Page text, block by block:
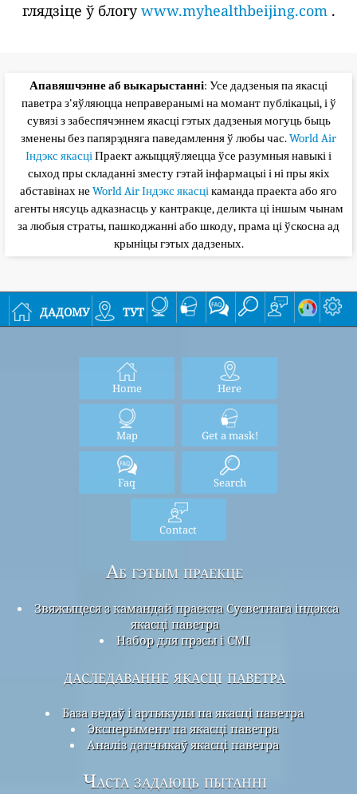
глядзіце ў блогуwww.myhealthbeijing.com.
Апавяшчэнне аб выкарыстанні: Усе дадзеныя па якасці
паветра з'яўляюцца неправеранымі на момант публікацыі, і ў
сувязі з забеспячэннем якасці гэтых дадзеныя могуць быць
зменены без папярэдняга паведамлення ў любы час.World Air
Індэкс якасціПраект ажыццяўляецца ўсе разумныя навыкі і
сыход пры складанні зместу гэтай інфармацыі і ні пры якіх
абставінах не World Air Індэкс якасцікаманда праекта або яго
агенты нясуць адказнасць у кантракце, деликта ці іншым чынам
за любыя страты, пашкоджанні або шкоду, прама ці ўскосна ад
крыніцы гэтых дадзеных.
дадому тут
Home Here
Map Get a mask!
Faq Search
Contact
Аб гэтым праекце
Звяжыцеся з камандай праекта Сусветнага індэкса
якасці паветра
Набор для прэсы і СМІ
даследаванне якасці паветра
База ведаў і артыкулы па якасці паветра
Эксперымент па якасці паветра
Аналіз датчыкаў якасці паветра
Часта задаюць пытанні